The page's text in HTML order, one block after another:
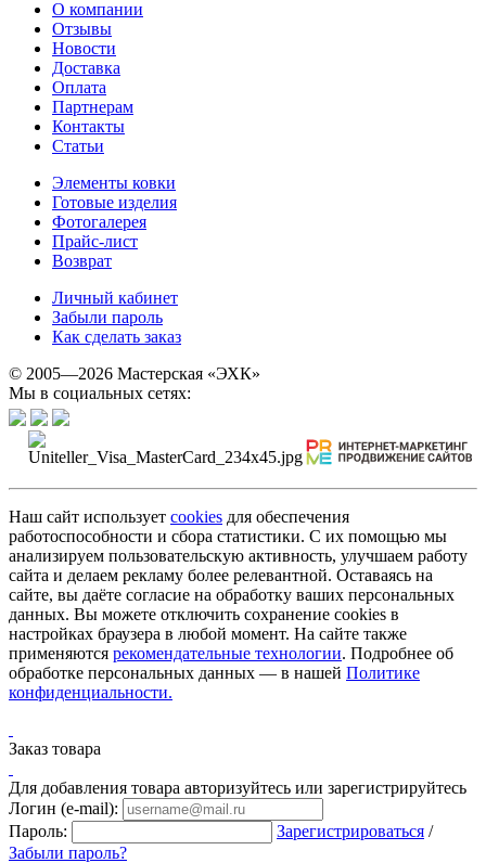
О компании
Отзывы
Новости
Доставка
Оплата
Партнерам
Контакты
Статьи
Элементы ковки
Готовые изделия
Фотогалерея
Прайс-лист
Возврат
Личный кабинет
Забыли пароль
Как сделать заказ
© 2005—2026 Мастерская «ЭХК»
Мы в социальных сетях:
Наш сайт использует cookies для обеспечения
работоспособности и сбора статистики. С их помощью мы
анализируем пользовательскую активность, улучшаем работу
сайта и делаем рекламу более релевантной. Оставаясь на
сайте, вы даёте согласие на обработку ваших персональных
данных. Вы можете отключить сохранение cookies в
настройках браузера в любой момент. На сайте также
применяются рекомендательные технологии. Подробнее об
обработке персональных данных — в нашей Политике
конфиденциальности.
Заказ товара
Для добавления товара авторизуйтесь или зарегистрируйтесь
Логин (e-mail):
Пароль:
Зарегистрироваться /
Забыли пароль?